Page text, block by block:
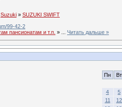
Suzuki » SUZUKI SWIFT
99-42-2
пансионатам и т.п. » Читать дальше »
Пн Вт
4
5
11
12